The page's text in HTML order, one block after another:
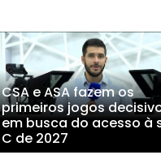
CSA e ASA fazem os
primeiros jogos
em busca do acesso à
C de 2027